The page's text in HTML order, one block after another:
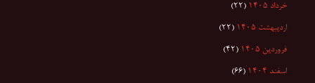
خرداد ۱۴۰۵ (۲۲)
اردیبهشت ۱۴۰۵ (۲۲)
فروردین ۱۴۰۵ (۴۲)
اسفند ۱۴۰۴ (۶۶)